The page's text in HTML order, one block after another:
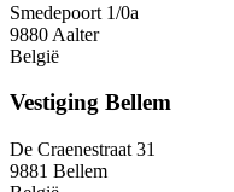
Smedepoort 1/0a
9880 Aalter
België
Vestiging Bellem
De Craenestraat 31
9881 Bellem